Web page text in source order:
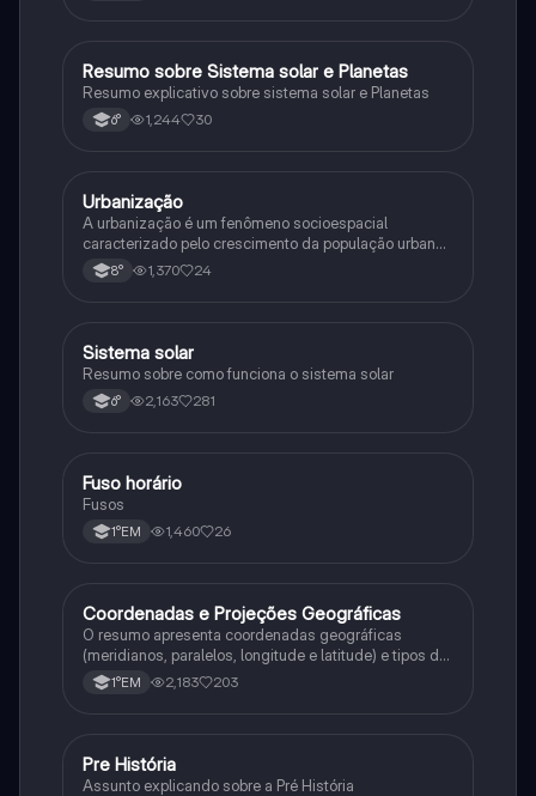
Geografia
Resumo sobre Sistema solar e Planetas
Resumo explicativo sobre sistema solar e Planetas
6° 1,244 30
Geografia
Urbanização
A urbanização é um fenômeno socioespacial
caracterizado pelo crescimento da população urbana
e a expansão do urbano. Industrialização e êxodo
rural são suas principais causas.
8° 1,370 24
Geografia
Sistema solar
Resumo sobre como funciona o sistema solar
6° 2,163 281
Geografia
Fuso horário
Fusos
1°EM 1,460 26
Geografia
Coordenadas e Projeções Geográficas
O resumo apresenta coordenadas geográficas
(meridianos, paralelos, longitude e latitude) e tipos de
projeções cartográficas (projeção cilíndrica, azimutal
etc).
1°EM 2,183 203
Geografia
Pre História
Assunto explicando sobre a Pré História